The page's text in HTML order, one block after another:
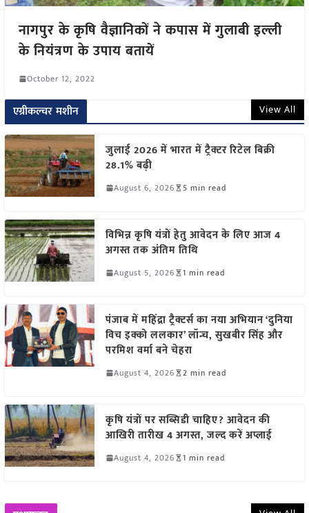
नागपुर के कृषि वैज्ञानिकों ने कपास में गुलाबी इल्ली
के नियंत्रण के उपाय बतायें
October 12, 2022
एग्रीकल्चर मशीन View All
जुलाई 2026 में भारत में ट्रैक्टर रिटेल बिक्री
28.1% बढ़ी
August 6, 2026 5 min read
विभिन्न कृषि यंत्रों हेतु आवेदन के लिए आज 4
अगस्त तक अंतिम तिथि
August 5, 2026 1 min read
पंजाब में महिंद्रा ट्रैक्टर्स का नया अभियान ‘दुनिया
विच इक्को ललकार’ लॉन्च, सुखबीर सिंह और
परमिश वर्मा बने चेहरा
August 4, 2026 2 min read
कृषि यंत्रों पर सब्सिडी चाहिए? आवेदन की
आखिरी तारीख 4 अगस्त, जल्द करें अप्लाई
August 4, 2026 1 min read